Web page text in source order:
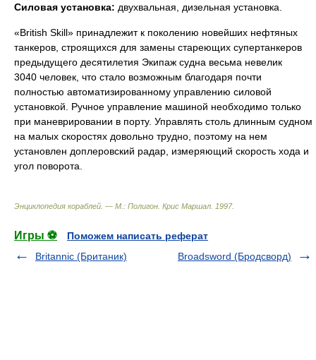
Силовая установка: двухвальная, дизельная установка.
«British Skill» принадлежит к поколению новейших нефтяных
танкеров, строящихся для замены стареющих супертанкеров
предыдущего десятилетия Экипаж судна весьма невелик 
3040 человек, что стало возможным благодаря почти
полностью автоматизированному управлению силовой
установкой. Ручное управление машиной необходимо только
при маневрировании в порту. Управлять столь длинным судном
на малых скоростях довольно трудно, поэтому на нем
установлен доплеровский радар, измеряющий скорость хода и
угол поворота.
Энциклопедия кораблей. — М.: Полигон Крис Маршал 1997.
Игры ⚽
Поможем написать реферат
Britannic (Британик)
Broadsword (Бродсворд)